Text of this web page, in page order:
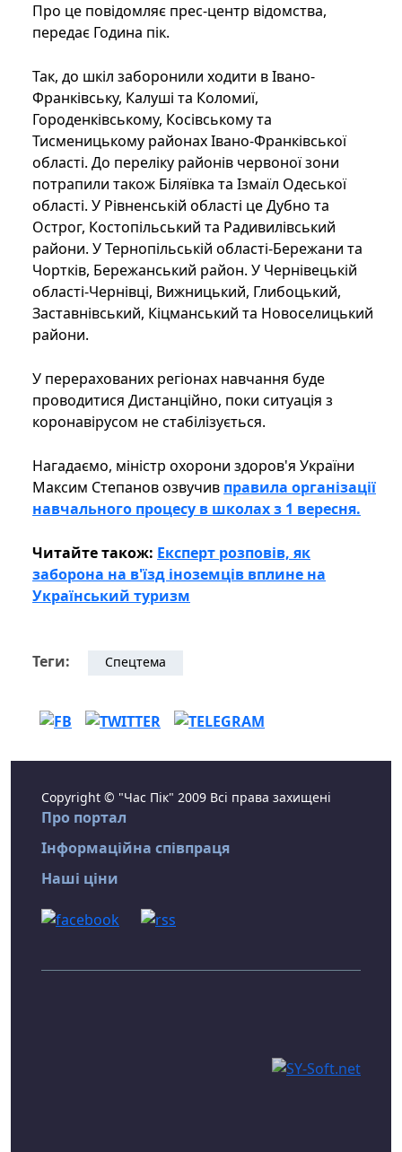
Про це повідомляє прес-центр відомства,
передає Година пік.
Так, до шкіл заборонили ходити в Івано-
Франківську, Калуші та Коломиї,
Городенківському, Косівському та
Тисменицькому районах Івано-Франківської
області. До переліку районів червоної зони
потрапили також Біляївка та Ізмаїл Одеської
області. У Рівненській області це Дубно та
Острог, Костопільський та Радивилівський
райони. У Тернопільській області-Бережани та
Чортків, Бережанський район. У Чернівецькій
області-Чернівці, Вижницький, Глибоцький,
Заставнівський, Кіцманський та Новоселицький
райони.
У перерахованих регіонах навчання буде
проводитися Дистанційно, поки ситуація з
коронавірусом не стабілізується.
Нагадаємо, міністр охорони здоров'я України
Максим Степанов озвучив правила організації
навчального процесу в школах з 1 вересня.
Читайте також: Експерт розповів, як
заборона на в'їзд іноземців вплине на
Український туризм
Теги: Спецтема
Copyright © "Час Пік" 2009 Всі права захищені
Про портал
Інформаційна співпраця
Наші ціни